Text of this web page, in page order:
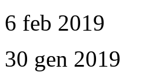
6 feb 2019
30 gen 2019